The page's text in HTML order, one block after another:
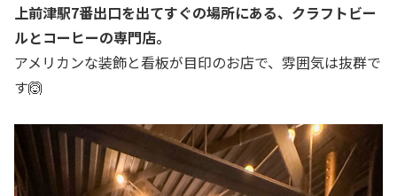
上前津駅7番出口を出てすぐの場所にある、クラフトビー
ルとコーヒーの専門店。
アメリカンな装飾と看板が目印のお店で、雰囲気は抜群で
す🙆